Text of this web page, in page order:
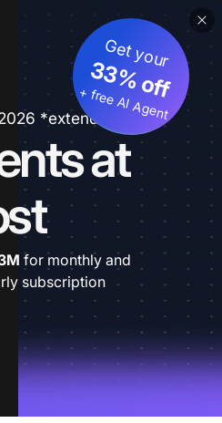
*extended
at
Get your
33% off
+ free AI Agent
for monthly and
subscription